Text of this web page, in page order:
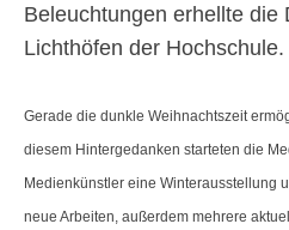
Beleuchtungen erhellte die
Lichthöfen der Hochschule.
Gerade die dunkle Weihnachtszeit
diesem Hintergedanken starteten die
Medienkünstler eine Winterausstellung
neue Arbeiten, außerdem mehrere